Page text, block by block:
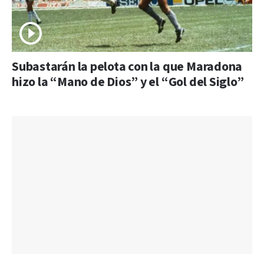
Subastarán la pelota con la que Maradona
hizo la “Mano de Dios” y el “Gol del Siglo”